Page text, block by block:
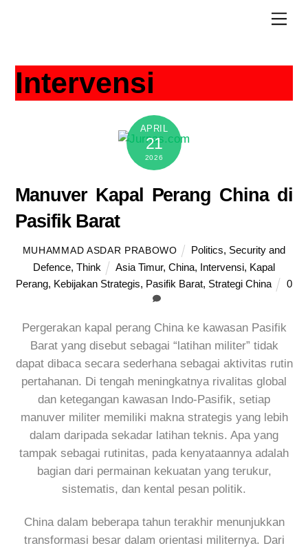
Intervensi
APRIL
21
2026
Manuver Kapal Perang China di
Pasifik Barat
MUHAMMAD ASDAR PRABOWO Politics, Security and
Defence, Think Asia Timur,China, Intervensi, Kapal
Perang, Kebijakan Strategis, Pasifik Barat, Strategi China 0
Pergerakan kapal perang China ke kawasan Pasifik
Barat yang disebut sebagai “latihan militer” tidak
dapat dibaca secara sederhana sebagai aktivitas rutin
pertahanan. Di tengah meningkatnya rivalitas global
dan ketegangan kawasan Indo-Pasifik, setiap
manuver militer memiliki makna strategis yang lebih
dalam daripada sekadar latihan teknis. Apa yang
tampak sebagai rutinitas, pada kenyataannya adalah
bagian dari permainan kekuatan yang terukur,
sistematis, dan kental pesan politik.
China dalam beberapa tahun terakhir menunjukkan
transformasi besar dalam orientasi militernya. Dari